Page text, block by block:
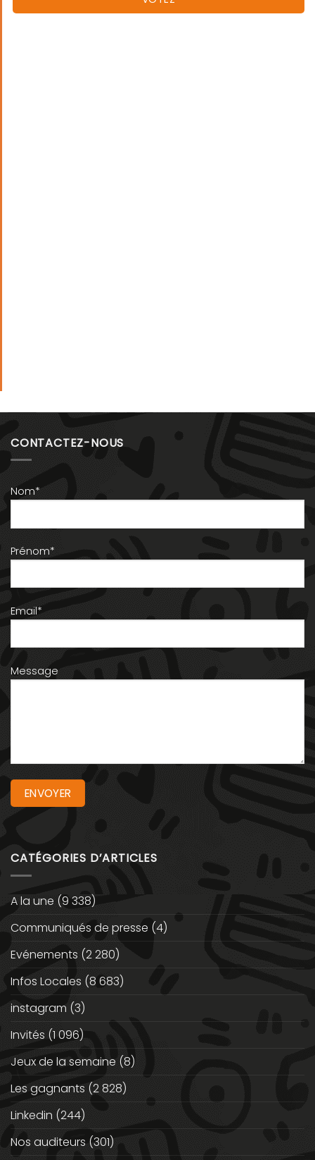
CONTACTEZ-NOUS
Nom*
Prénom*
Email*
Message
CATÉGORIES D’ARTICLES
A la une (9 338)
Communiqués de presse (4)
Evénements (2 280)
Infos Locales (8 683)
instagram (3)
Invités (1 096)
Jeux de la semaine (8)
Les gagnants (2 828)
Linkedin (244)
Nos auditeurs (301)